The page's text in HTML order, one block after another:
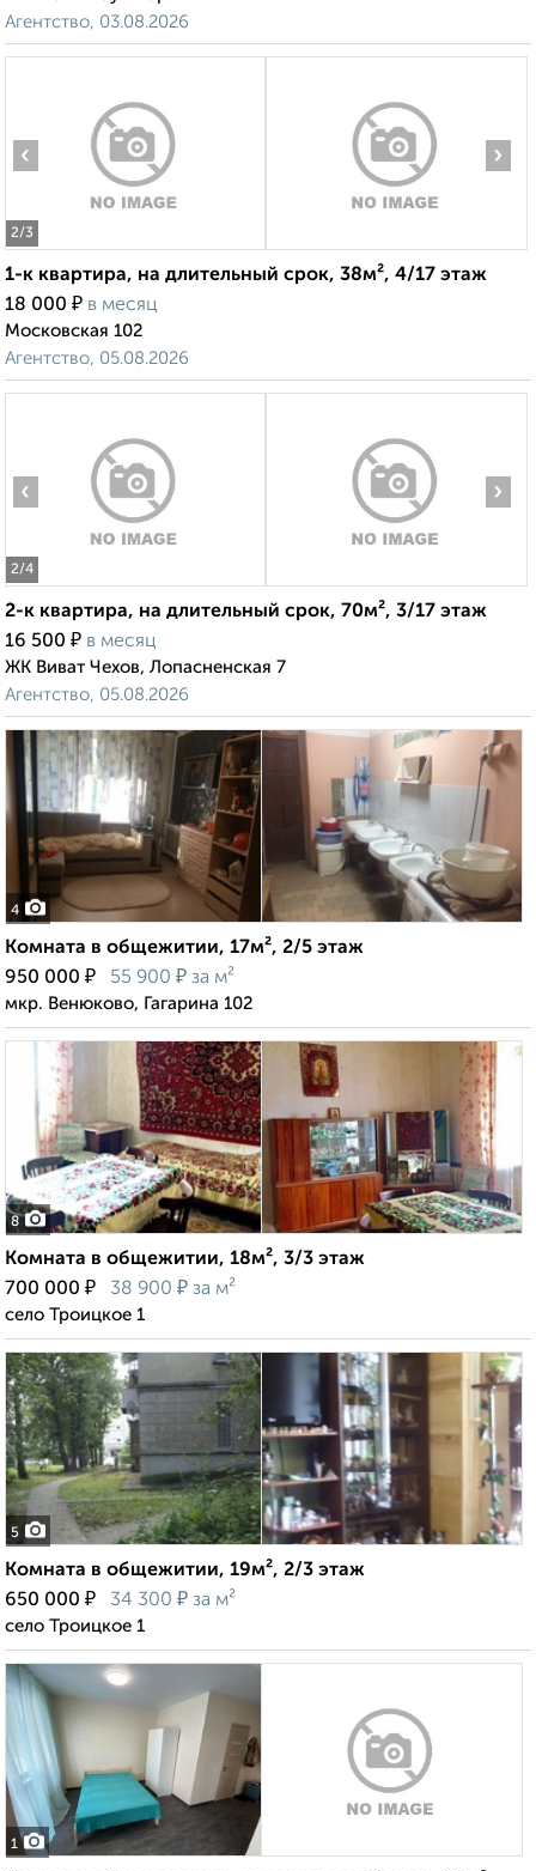
Агентство, 03.08.2026
2/3
‹ ›
1-к квартира, на длительный срок, 38м², 4/17 этаж
18 000 ₽ в месяц
Московская 102
Агентство, 05.08.2026
2/4
‹ ›
2-к квартира, на длительный срок, 70м², 3/17 этаж
16 500 ₽ в месяц
ЖК Виват Чехов, Лопасненская 7
Агентство, 05.08.2026
4
Комната в общежитии, 17м², 2/5 этаж
950 000 ₽ 55 900 ₽ за м²
мкр. Венюково, Гагарина 102
8
Комната в общежитии, 18м², 3/3 этаж
700 000 ₽ 38 900 ₽ за м²
село Троицкое 1
5
Комната в общежитии, 19м², 2/3 этаж
650 000 ₽ 34 300 ₽ за м²
село Троицкое 1
1